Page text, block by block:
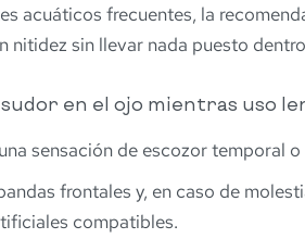
acuáticos frecuentes, la
nitidez sin llevar nada puesto
en el ojo mientras uso
sensación de escozor temporal
frontales y, en caso de
compatibles.